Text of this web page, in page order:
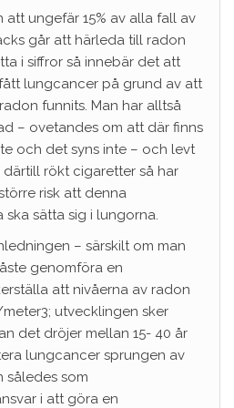
att ungefär 15% av alla fall av
går att härleda till radon
i siffror så innebär det att
lungcancer på grund av att
funnits. Man har alltså
– ovetandes om att där finns
och det syns inte – och levt
därtill rökt cigaretter så har
risk att denna
sätta sig i lungorna.
– särskilt om man
genomföra en
att nivåerna av radon
utvecklingen sker
det dröjer mellan 15- 40 år
lungcancer sprungen av
således som
i att göra en